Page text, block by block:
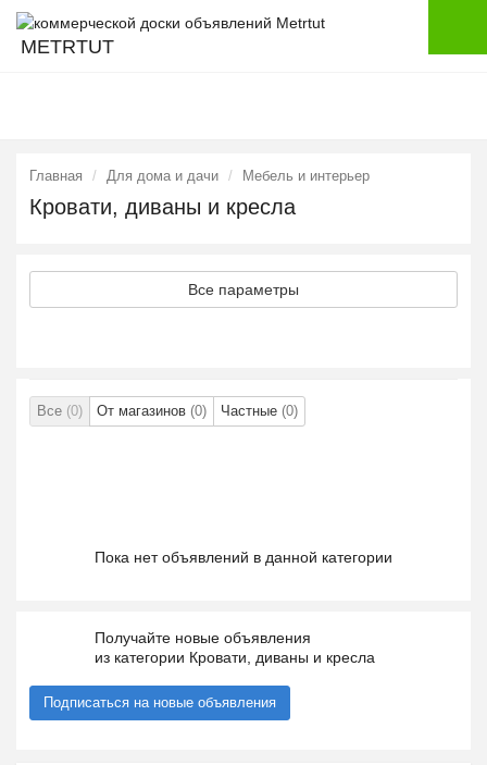
METRTUT
Главная Для дома и дачи Мебель и интерьер
Кровати, диваны и кресла
Все параметры
Все (0) От магазинов (0) Частные (0)
Пока нет объявлений в данной категории
Получайте новые объявления
из категории Кровати, диваны и кресла
Подписаться на новые объявления